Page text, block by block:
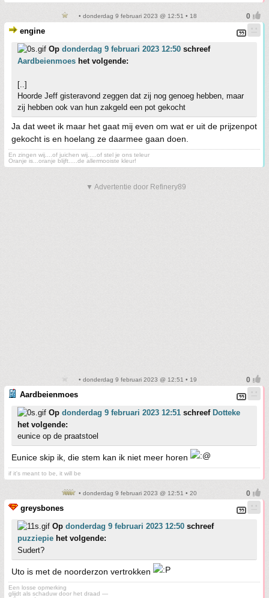
• donderdag 9 februari 2023 @ 12:51 • 18
engine
Op donderdag 9 februari 2023 12:50 schreef
Aardbeienmoes het volgende:
[..]
Hoorde Jeff gisteravond zeggen dat zij nog genoeg hebben, maar
zij hebben ook van hun zakgeld een pot gekocht
Ja dat weet ik maar het gaat mij even om wat er uit de prijzenpot
gekocht is en hoelang ze daarmee gaan doen.
En zingen wij....of juichen wij.....of stel je ons teleur
Oranje is...oranje blijft.....de allermooiste kleur!
▼ Advertentie door Refinery89
• donderdag 9 februari 2023 @ 12:51 • 19
Aardbeienmoes
Op donderdag 9 februari 2023 12:51 schreef Dotteke
het volgende:
eunice op de praatstoel
Eunice skip ik, die stem kan ik niet meer horen
if it's meant to be, it will be
• donderdag 9 februari 2023 @ 12:51 • 20
greysbones
Op donderdag 9 februari 2023 12:50 schreef
puzziepie het volgende:
Sudert?
Uto is met de noorderzon vertrokken
Een losse opmerking
glijdt als schaduw door het draad —